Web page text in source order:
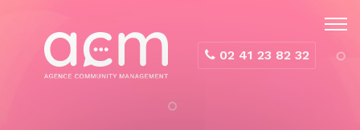
02 41 23 82 32